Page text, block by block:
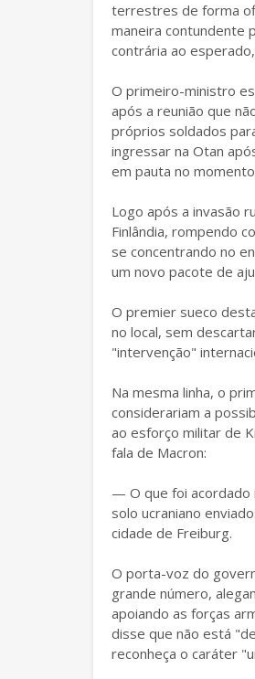
terrestres de forma
maneira contundente
contrária ao
O primeiro-ministro
após a reunião que
próprios soldados
ingressar na Otan
em pauta no
Logo após a invasão
Finlândia, rompendo
se concentrando no
um novo pacote de
O premier sueco
no local, sem
"intervenção"
Na mesma linha, o
considerariam a
ao esforço militar de
fala de Macron:
— O que foi acordado
solo ucraniano
cidade de Freiburg.
O porta-voz do
grande número,
apoiando as forças
disse que não está
reconheça o caráter